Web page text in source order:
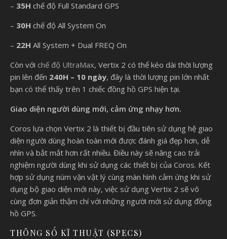
– 35H chế độ Full Standard GPS
– 30H chế độ All System On
– 22H All System + Dual FREQ On
Còn với chế độ UltraMax, Vertix 2 có thể kéo dài thời lượng
pin lên đến 240H – 10 ngày, đây là thời lượng pin lớn nhất
bạn có thể thấy trên 1 chiếc đồng hồ GPS hiện tại.
Giao diện người dùng mới, cảm ứng nhạy hơn.
Coros lựa chọn Vertix 2 là thiết bị đầu tiên sử dụng hệ giao
diện người dùng hoàn toàn mới được đánh giá đẹp hơn, dễ
nhìn và bắt mắt hơn rất nhiều. Điều này sẽ nâng cao trải
nghiệm người dùng khi sử dụng các thiết bị của Coros. Kết
hợp sử dụng núm vặn vật lý cùng màn hình cảm ứng khi sử
dụng bộ giao diện mới này, việc sử dụng Vertix 2 sẽ vô
cùng đơn giản thậm chí với những người mới sử dụng đồng
hồ GPS.
THÔNG SỐ KĨ THUẬT (SPECS)